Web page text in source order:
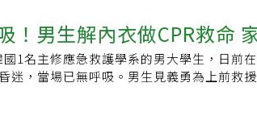
！男生解內衣做CPR救命
1名主修應急救護學系的男大學生，日前在
迷，當場已無呼吸。男生見義勇為上前救